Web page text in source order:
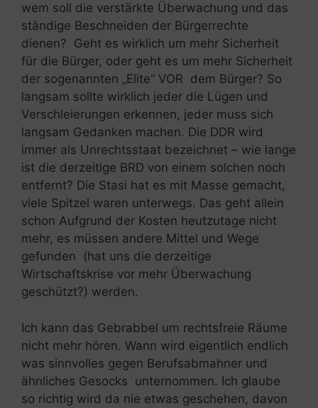
wem soll die verstärkte Überwachung und das
ständige Beschneiden der Bürgerrechte
dienen? Geht es wirklich um mehr Sicherheit
für die Bürger, oder geht es um mehr Sicherheit
der sogenannten „Elite“ VOR dem Bürger? So
langsam sollte wirklich jeder die Lügen und
Verschleierungen erkennen, jeder muss sich
langsam Gedanken machen. Die DDR wird
immer als Unrechtsstaat bezeichnet – wie lange
ist die derzeitige BRD von einem solchen noch
entfernt? Die Stasi hat es mit Masse gemacht,
viele Spitzel waren unterwegs. Das geht allein
schon Aufgrund der Kosten heutzutage nicht
mehr, es müssen andere Mittel und Wege
gefunden (hat uns die derzeitige
Wirtschaftskrise vor mehr Überwachung
geschützt?) werden.
Ich kann das Gebrabbel um rechtsfreie Räume
nicht mehr hören. Wann wird eigentlich endlich
was sinnvolles gegen Berufsabmahner und
ähnliches Gesocks unternommen. Ich glaube
so richtig wird da nie etwas geschehen, davon